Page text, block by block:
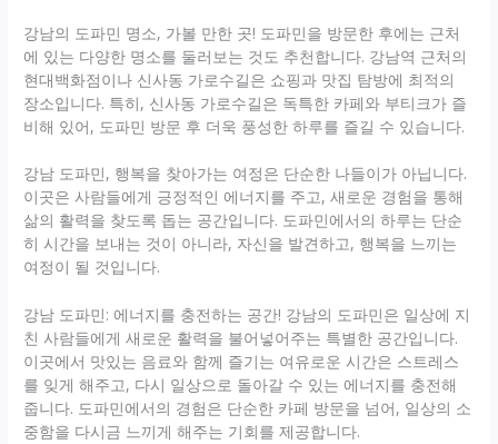
강남의 도파민 명소, 가볼 만한 곳! 도파민을 방문한 후에는 근처
에 있는 다양한 명소를 둘러보는 것도 추천합니다. 강남역 근처의
현대백화점이나 신사동 가로수길은 쇼핑과 맛집 탐방에 최적의
장소입니다. 특히, 신사동 가로수길은 독특한 카페와 부티크가 즐
비해 있어, 도파민 방문 후 더욱 풍성한 하루를 즐길 수 있습니다.
강남 도파민, 행복을 찾아가는 여정은 단순한 나들이가 아닙니다.
이곳은 사람들에게 긍정적인 에너지를 주고, 새로운 경험을 통해
삶의 활력을 찾도록 돕는 공간입니다. 도파민에서의 하루는 단순
히 시간을 보내는 것이 아니라, 자신을 발견하고, 행복을 느끼는
여정이 될 것입니다.
강남 도파민: 에너지를 충전하는 공간! 강남의 도파민은 일상에 지
친 사람들에게 새로운 활력을 불어넣어주는 특별한 공간입니다.
이곳에서 맛있는 음료와 함께 즐기는 여유로운 시간은 스트레스
를 잊게 해주고, 다시 일상으로 돌아갈 수 있는 에너지를 충전해
줍니다. 도파민에서의 경험은 단순한 카페 방문을 넘어, 일상의 소
중함을 다시금 느끼게 해주는 기회를 제공합니다.